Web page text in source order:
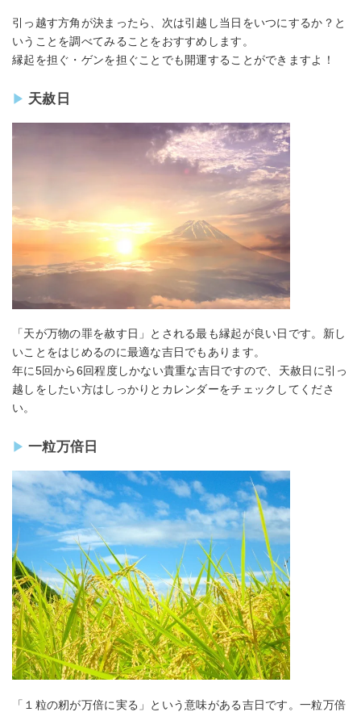
引っ越す方角が決まったら、次は引越し当日をいつにするか？と
いうことを調べてみることをおすすめします。
縁起を担ぐ・ゲンを担ぐことでも開運することができますよ！
天赦日
「天が万物の罪を赦す日」とされる最も縁起が良い日です。新し
いことをはじめるのに最適な吉日でもあります。
年に5回から6回程度しかない貴重な吉日ですので、天赦日に引っ
越しをしたい方はしっかりとカレンダーをチェックしてくださ
い。
一粒万倍日
「１粒の籾が万倍に実る」という意味がある吉日です。一粒万倍